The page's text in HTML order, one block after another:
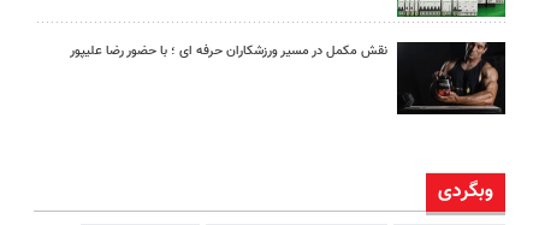
نقش مکمل در مسیر ورزشکاران حرفه ای ؛ با حضور رضا علیپور
وبگردی